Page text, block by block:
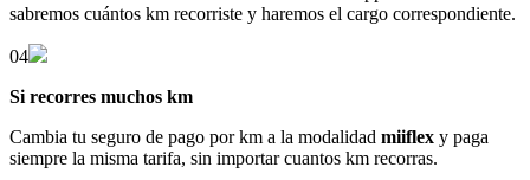
sabremos cuántos km recorriste y haremos el cargo correspondiente.
04
Si recorres muchos km
Cambia tu seguro de pago por km a la modalidad miiflex y paga
siempre la misma tarifa, sin importar cuantos km recorras.